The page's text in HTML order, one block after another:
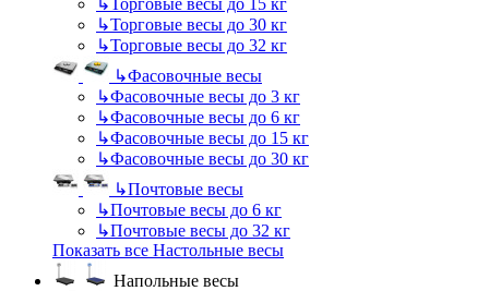
↳Торговые весы до 30 кг
↳Торговые весы до 32 кг
↳Фасовочные весы
↳Фасовочные весы до 3 кг
↳Фасовочные весы до 6 кг
↳Фасовочные весы до 15 кг
↳Фасовочные весы до 30 кг
↳Почтовые весы
↳Почтовые весы до 6 кг
↳Почтовые весы до 32 кг
Показать все Настольные весы
Напольные весы